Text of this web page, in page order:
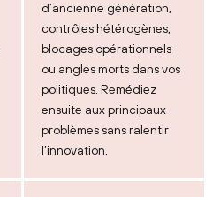
d’ancienne génération,
contrôles hétérogènes,
blocages opérationnels
ou angles morts dans vos
politiques. Remédiez
ensuite aux principaux
problèmes sans ralentir
l’innovation.